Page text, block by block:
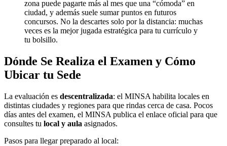
zona puede pagarte más al mes que una “cómoda” en
ciudad, y además suele sumar puntos en futuros
concursos. No la descartes solo por la distancia: muchas
veces es la mejor jugada estratégica para tu currículo y
tu bolsillo.
Dónde Se Realiza el Examen y Cómo
Ubicar tu Sede
La evaluación es descentralizada: el MINSA habilita locales en
distintas ciudades y regiones para que rindas cerca de casa. Pocos
días antes del examen, el MINSA publica el enlace oficial para que
consultes tu local y aula asignados.
Pasos para llegar preparado al local: